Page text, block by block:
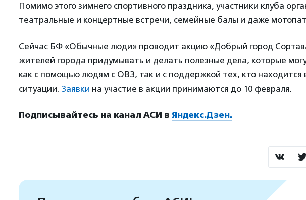
Помимо этого зимнего спортивного праздника, участники клуба
театральные и концертные встречи, семейные балы и даже
Сейчас БФ «Обычные люди» проводит акцию «Добрый город
жителей города придумывать и делать полезные дела, которые
как с помощью людям с ОВЗ, так и с поддержкой тех, кто находится
ситуации. Заявки на участие в акции принимаются до 10 февраля.
Подписывайтесь на канал АСИ в Яндекс.Дзен.